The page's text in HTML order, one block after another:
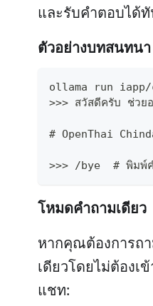
และรับคำตอบได้
ตัวอย่างบทสนทนา
ollama run iapp/
>>> สวัสดีครับ ช่วย
# OpenThai
>>> /bye  # พิมพ์คำ
โหมดคำถามเดียว
หากคุณต้องการถ
เดียวโดยไม่ต้องเ
แชท: